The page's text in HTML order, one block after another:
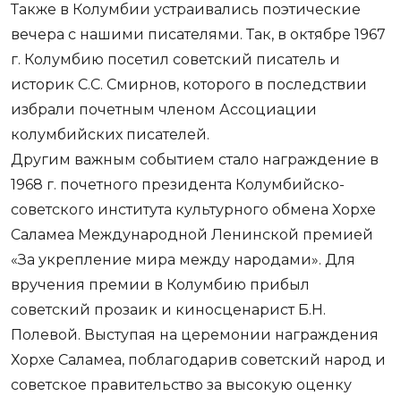
Также в Колумбии устраивались поэтические
вечера с нашими писателями. Так, в октябре 1967
г. Колумбию посетил советский писатель и
историк С.С. Смирнов, которого в последствии
избрали почетным членом Ассоциации
колумбийских писателей.
Другим важным событием стало награждение в
1968 г. почетного президента Колумбийско-
советского института культурного обмена Хорхе
Саламеа Международной Ленинской премией
«За укрепление мира между народами». Для
вручения премии в Колумбию прибыл
советский прозаик и киносценарист Б.Н.
Полевой. Выступая на церемонии награждения
Хорхе Саламеа, поблагодарив советский народ и
советское правительство за высокую оценку